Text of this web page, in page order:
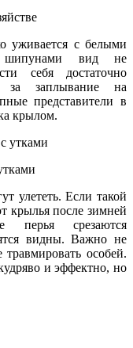
уживается с белыми
шипунами вид не
себя достаточно
за заплывание на
представители в
крылом.
улететь. Если такой
крылья после зимней
перья срезаются
видны. Важно не
особей.
и эффектно, но